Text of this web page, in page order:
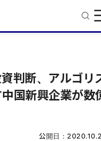
判断、アルゴリ
国新興企業が数
公開日：